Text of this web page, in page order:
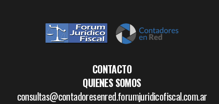
CONTACTO
QUIENES SOMOS
consultas@contadoresenred.forumjuridicofiscal.com.ar